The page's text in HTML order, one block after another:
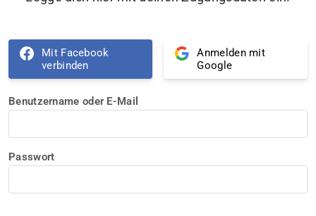
Mit Facebook
verbinden
Anmelden mit
Google
Benutzername oder E-Mail
Passwort